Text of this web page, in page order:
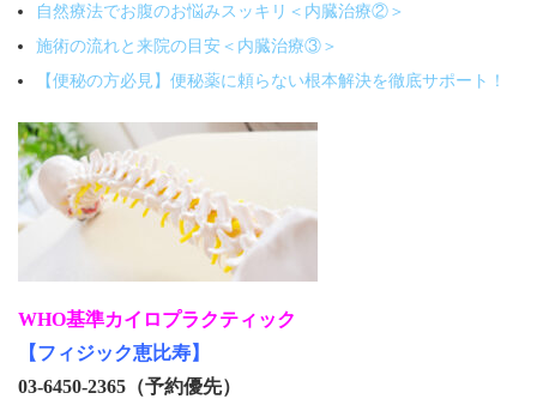
自然療法でお腹のお悩みスッキリ＜内臓治療②＞
施術の流れと来院の目安＜内臓治療③＞
【便秘の方必見】便秘薬に頼らない根本解決を徹底サポート！
WHO基準カイロプラクティック
【フィジック恵比寿】
03-6450-2365（予約優先）